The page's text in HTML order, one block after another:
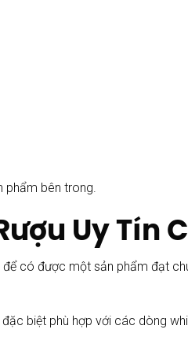
phẩm bên trong.
Uy Tín
để có được một sản phẩm đạt
đặc biệt phù hợp với các dòng